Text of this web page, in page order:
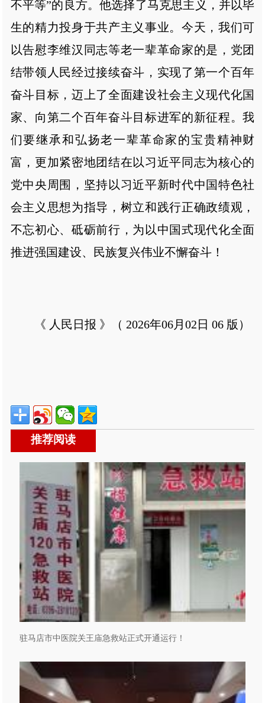
不平等”的良方。他选择了马克思主义，并以毕
生的精力投身于共产主义事业。今天，我们可
以告慰李维汉同志等老一辈革命家的是，党团
结带领人民经过接续奋斗，实现了第一个百年
奋斗目标，迈上了全面建设社会主义现代化国
家、向第二个百年奋斗目标进军的新征程。我
们要继承和弘扬老一辈革命家的宝贵精神财
富，更加紧密地团结在以习近平同志为核心的
党中央周围，坚持以习近平新时代中国特色社
会主义思想为指导，树立和践行正确政绩观，
不忘初心、砥砺前行，为以中国式现代化全面
推进强国建设、民族复兴伟业不懈奋斗！
《 人民日报 》（ 2026年06月02日 06 版）
推荐阅读
驻马店市中医院关王庙急救站正式开通运行！